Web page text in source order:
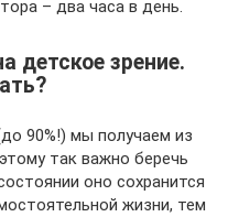
– два часа в день.
детское зрение.
90%!) мы получаем из
так важно беречь
оно сохранится
жизни, тем